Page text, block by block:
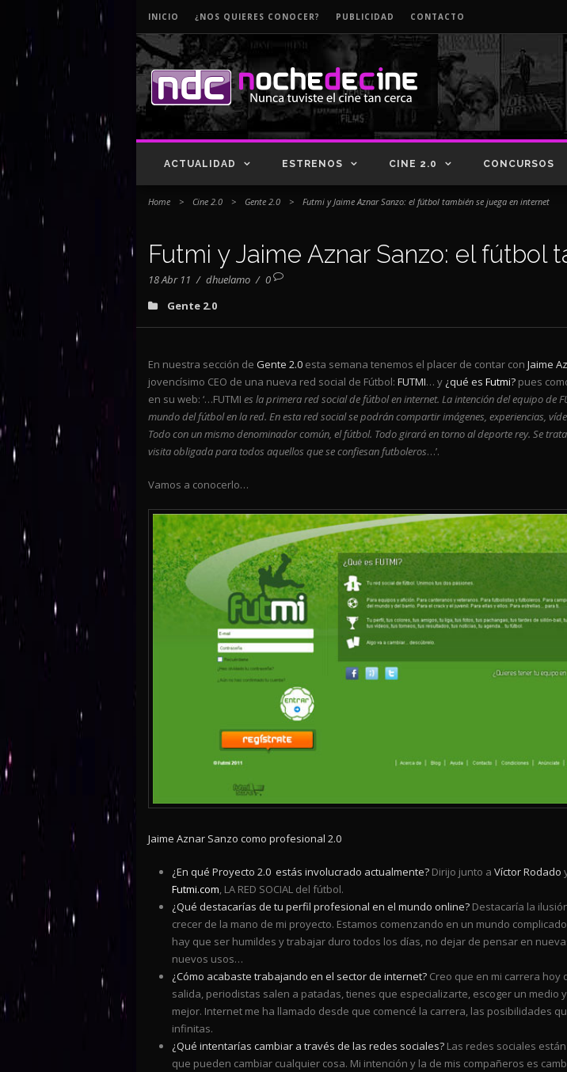
INICIO ¿NOS QUIERES CONOCER? PUBLICIDAD CONTACTO
ACTUALIDAD ESTRENOS CINE 2.0 CONCURSOS
Home > Cine 2.0 > Gente 2.0 > Futmi y Jaime Aznar Sanzo: el fútbol también se juega en internet
Futmi y Jaime Aznar Sanzo: el fútbol
18 Abr 11 / dhuelamo / 0
Gente 2.0
En nuestra sección de Gente 2.0 esta semana tenemos el placer de contar con Jaime
jovencísimo CEO de una nueva red social de Fútbol: FUTMI… y ¿qué es Futmi? pues
en su web: ‘…FUTMI es la primera red social de fútbol en internet. La intención del equipo de
mundo del fútbol en la red. En esta red social se podrán compartir imágenes, experiencias,
Todo con un mismo denominador común, el fútbol. Todo girará en torno al deporte rey. Se
visita obligada para todos aquellos que se confiesan futboleros…’.
Vamos a conocerlo…
Jaime Aznar Sanzo como profesional 2.0
¿En qué Proyecto 2.0 estás involucrado actualmente? Dirijo junto a Víctor Rodado
Futmi.com, LA RED SOCIAL del fútbol.
¿Qué destacarías de tu perfil profesional en el mundo online? Destacaría la
crecer de la mano de mi proyecto. Estamos comenzando en un mundo
hay que ser humildes y trabajar duro todos los días, no dejar de pensar en
nuevos usos…
¿Cómo acabaste trabajando en el sector de internet? Creo que en mi carrera hoy
salida, periodistas salen a patadas, tienes que especializarte, escoger un medio
mejor. Internet me ha llamado desde que comencé la carrera, las posibilidades
infinitas.
¿Qué intentarías cambiar a través de las redes sociales? Las redes sociales
que pueden cambiar cualquier cosa. Mi intención y la de mis compañeros es